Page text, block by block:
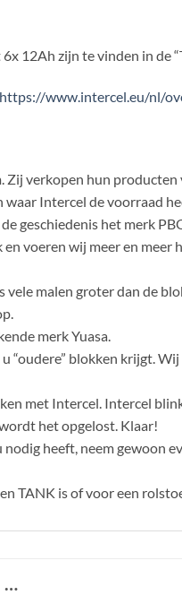
12Ah zijn te vinden in de
https://www.intercel.eu/nl/
verkopen hun
Intercel de voorraad
geschiedenis het merk
voeren wij meer en
malen groter dan de
merk Yuasa.
“oudere” blokken krijgt.
met Intercel. Intercel
het opgelost. Klaar!
heeft, neem gewoon
TANK is of voor een
…